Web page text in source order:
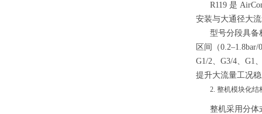
R119 是
安装与大通径大
型号分段具备
区间（
G1/2、G3/4、G1
提升大流量工况
2. 整机模块化结
整机采用分体